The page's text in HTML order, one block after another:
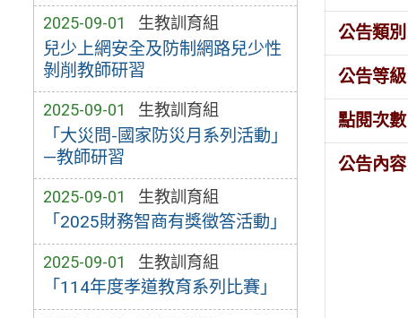
2025-09-01 生教訓育組
兒少上網安全及防制網路兒少性
剝削教師研習
2025-09-01 生教訓育組
「大災問-國家防災月系列活動」
—教師研習
2025-09-01 生教訓育組
「2025財務智商有獎徵答活動」
2025-09-01 生教訓育組
「114年度孝道教育系列比賽」
公告類別
公告等級
點閱次數
公告內容